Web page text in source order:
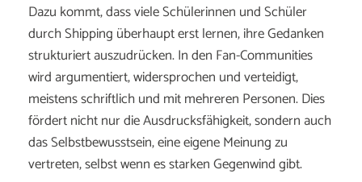
Dazu kommt, dass viele Schülerinnen und Schüler
durch Shipping überhaupt erst lernen, ihre Gedanken
strukturiert auszudrücken. In den Fan-Communities
wird argumentiert, widersprochen und verteidigt,
meistens schriftlich und mit mehreren Personen. Dies
fördert nicht nur die Ausdrucksfähigkeit, sondern auch
das Selbstbewusstsein, eine eigene Meinung zu
vertreten, selbst wenn es starken Gegenwind gibt.